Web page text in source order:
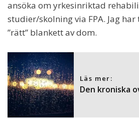
ansöka om yrkesinriktad
studier/skolning via FPA. Jag
”rätt” blankett av dom.
Läs mer:
Den kroniska